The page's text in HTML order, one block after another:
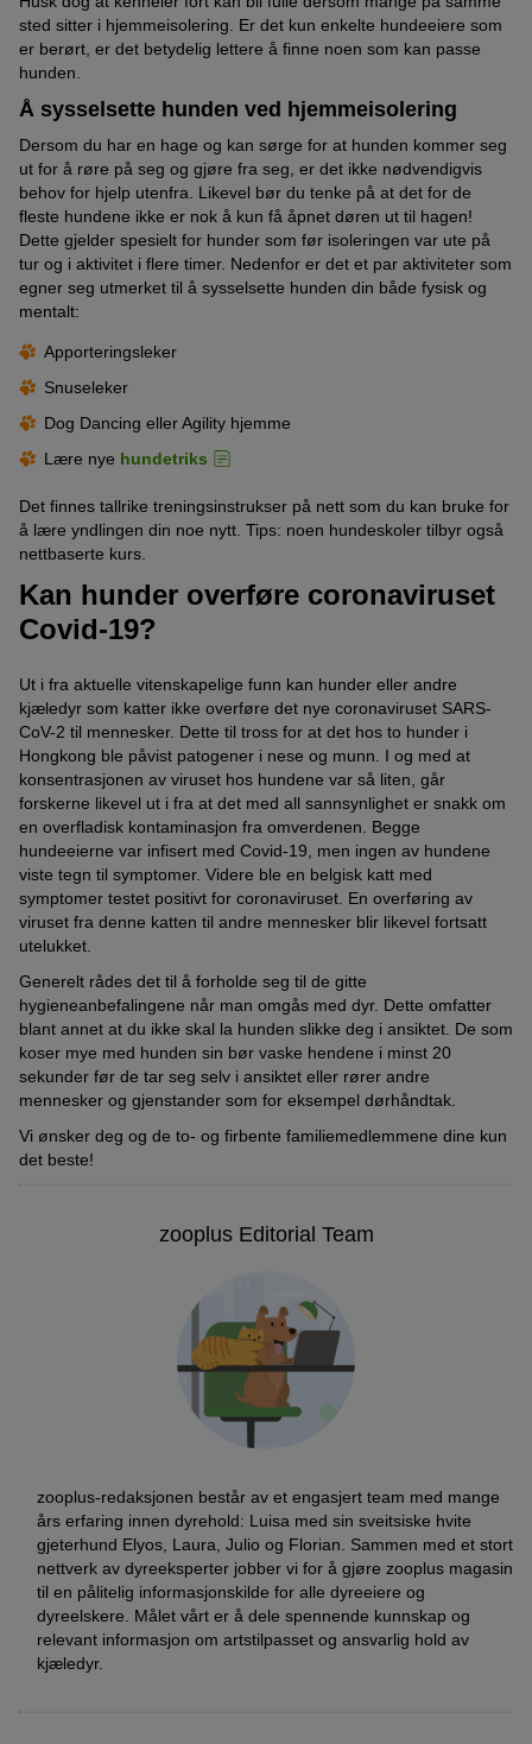
sted sitter i hjemmeisolering. Er det kun enkelte hundeeiere som
er berørt, er det betydelig lettere å finne noen som kan passe
hunden.
Å sysselsette hunden ved hjemmeisolering
Dersom du har en hage og kan sørge for at hunden kommer seg
ut for å røre på seg og gjøre fra seg, er det ikke nødvendigvis
behov for hjelp utenfra. Likevel bør du tenke på at det for de
fleste hundene ikke er nok å kun få åpnet døren ut til hagen!
Dette gjelder spesielt for hunder som før isoleringen var ute på
tur og i aktivitet i flere timer. Nedenfor er det et par aktiviteter som
egner seg utmerket til å sysselsette hunden din både fysisk og
mentalt:
Apporteringsleker
Snuseleker
Dog Dancing eller Agility hjemme
Lære nye hundetriks
Det finnes tallrike treningsinstrukser på nett som du kan bruke for
å lære yndlingen din noe nytt. Tips: noen hundeskoler tilbyr også
nettbaserte kurs.
Kan hunder overføre coronaviruset
Covid-19?
Ut i fra aktuelle vitenskapelige funn kan hunder eller andre
kjæledyr som katter ikke overføre det nye coronaviruset SARS-
CoV-2 til mennesker. Dette til tross for at det hos to hunder i
Hongkong ble påvist patogener i nese og munn. I og med at
konsentrasjonen av viruset hos hundene var så liten, går
forskerne likevel ut i fra at det med all sannsynlighet er snakk om
en overfladisk kontaminasjon fra omverdenen. Begge
hundeeierne var infisert med Covid-19, men ingen av hundene
viste tegn til symptomer. Videre ble en belgisk katt med
symptomer testet positivt for coronaviruset. En overføring av
viruset fra denne katten til andre mennesker blir likevel fortsatt
utelukket.
Generelt rådes det til å forholde seg til de gitte
hygieneanbefalingene når man omgås med dyr. Dette omfatter
blant annet at du ikke skal la hunden slikke deg i ansiktet. De som
koser mye med hunden sin bør vaske hendene i minst 20
sekunder før de tar seg selv i ansiktet eller rører andre
mennesker og gjenstander som for eksempel dørhåndtak.
Vi ønsker deg og de to- og firbente familiemedlemmene dine kun
det beste!
zooplus Editorial Team
zooplus-redaksjonen består av et engasjert team med mange
års erfaring innen dyrehold: Luisa med sin sveitsiske hvite
gjeterhund Elyos, Laura, Julio og Florian. Sammen med et stort
nettverk av dyreeksperter jobber vi for å gjøre zooplus magasin
til en pålitelig informasjonskilde for alle dyreeiere og
dyreelskere. Målet vårt er å dele spennende kunnskap og
relevant informasjon om artstilpasset og ansvarlig hold av
kjæledyr.